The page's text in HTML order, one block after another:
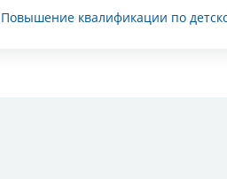
Повышение квалификации по